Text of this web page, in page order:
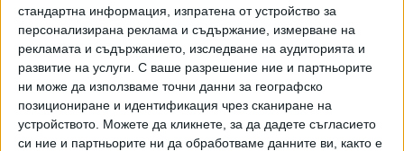
стандартна информация, изпратена от устройство за
персонализирана реклама и съдържание, измерване на
рекламата и съдържанието, изследване на аудиторията и
развитие на услуги. С ваше разрешение ние и партньорите
ни може да използваме точни данни за географско
позициониране и идентификация чрез сканиране на
устройството. Можете да кликнете, за да дадете съгласието
си ние и партньорите ни да обработваме данните ви, както е
"Констатирането на неестествено състояние на
морския плаж след преминаване на верижна техника
представлява неспазване на екологичните норми,
свързани с опазване на естествения ландшафт по начин
и със средства, недопускащи вредно въздействие,
необратими изменения и увреждане", посочват от